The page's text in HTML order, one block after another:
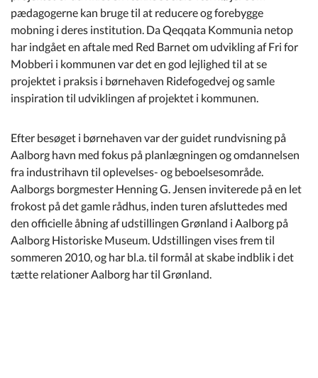
pædagogerne kan bruge til at reducere og forebygge
mobning i deres institution. Da Qeqqata Kommunia netop
har indgået en aftale med Red Barnet om udvikling af Fri for
Mobberi i kommunen var det en god lejlighed til at se
projektet i praksis i børnehaven Ridefogedvej og samle
inspiration til udviklingen af projektet i kommunen.
Efter besøget i børnehaven var der guidet rundvisning på
Aalborg havn med fokus på planlægningen og omdannelsen
fra industrihavn til oplevelses- og beboelsesområde.
Aalborgs borgmester Henning G. Jensen inviterede på en let
frokost på det gamle rådhus, inden turen afsluttedes med
den officielle åbning af udstillingen Grønland i Aalborg på
Aalborg Historiske Museum. Udstillingen vises frem til
sommeren 2010, og har bl.a. til formål at skabe indblik i det
tætte relationer Aalborg har til Grønland.